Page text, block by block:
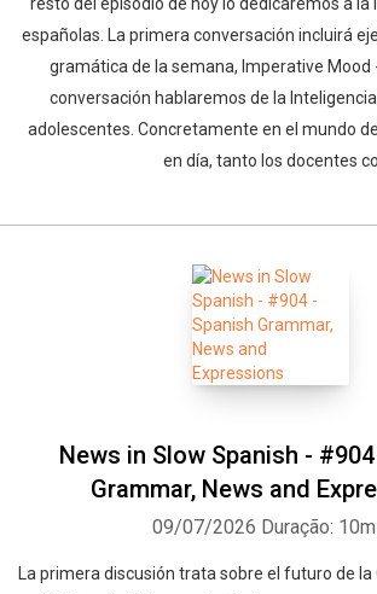
españolas. La primera conversación incluirá
gramática de la semana, Imperative Mood
conversación hablaremos de la
adolescentes. Concretamente en el mundo
en día, tanto los docentes co
News in Slow Spanish -
Grammar, News and
09/07/2026 Duração:
La primera discusión trata sobre el futuro de la